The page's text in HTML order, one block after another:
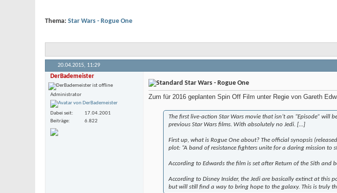
Thema: Star Wars - Rogue One
20.04.2015, 11:29
DerBademeister
Administrator
Dabei seit
17.04.2001
Beiträge
6.822
Star Wars - Rogue One
Zum für 2016 geplanten Spin Off Film unter Regie von Gareth
The first live-action Star Wars movie that isn’t an “Episode”
previous Star Wars films. With absolutely no Jedi. [...]
First up, what is Rogue One about? The official synopsis
plot: “A band of resistance fighters unite for a daring mission to
According to Edwards the film is set afterReturn of the Sith and
According to Disney Insider, the Jedi are basically extinct at this
but will still find a way to bring hope to the galaxy. This is truly